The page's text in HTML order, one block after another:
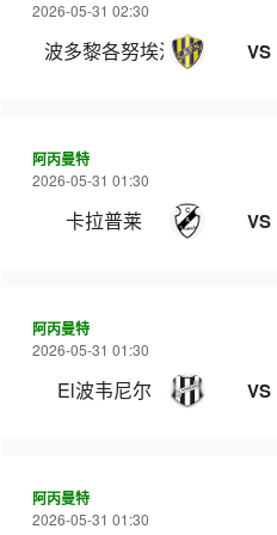
2026-05-31 02:30
波多黎各努埃沃 VS
阿丙曼特
2026-05-31 01:30
卡拉普莱 VS
阿丙曼特
2026-05-31 01:30
El波韦尼尔 VS
阿丙曼特
2026-05-31 01:30